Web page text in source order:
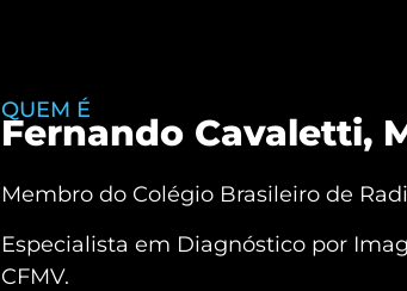
QUEM É
Fernando Cavaletti,
Membro do Colégio Brasileiro de
Especialista em Diagnóstico por
CFMV.